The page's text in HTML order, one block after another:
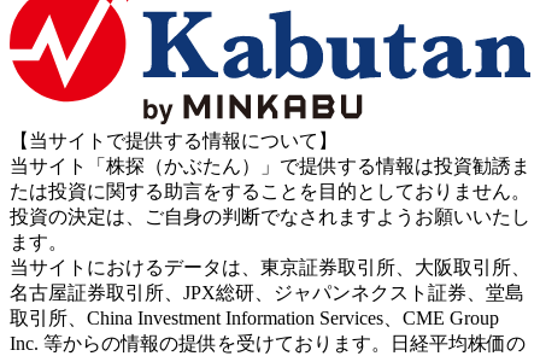
【当サイトで提供する情報について】
当サイト「株探（かぶたん）」で提供する情報は投資勧誘ま
たは投資に関する助言をすることを目的としておりません。
投資の決定は、ご自身の判断でなされますようお願いいたし
ます。
当サイトにおけるデータは、東京証券取引所、大阪取引所、
名古屋証券取引所、JPX総研、ジャパンネクスト証券、堂島
取引所、China Investment Information Services、CME Group
Inc. 等からの情報の提供を受けております。日経平均株価の